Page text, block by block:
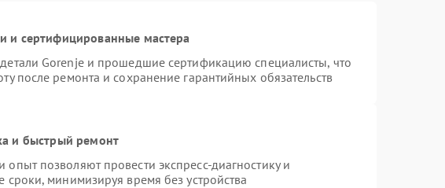
и сертифицированные мастера
Gorenje и прошедшие сертификацию специалисты, что
после ремонта и сохранение гарантийных обязательств
и быстрый ремонт
позволяют провести экспресс-диагностику и
сроки, минимизируя время без устройства